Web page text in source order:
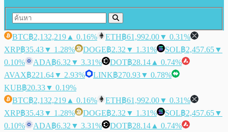
BTC฿2,132,219 ▲ 0.16% ETH฿61,992.00▼ 0.31%
XRP฿35.43▼ 1.28% DOGE฿2.32 ▼ 1.31% SOL฿2,457.65▼
0.10%
ADA฿6.32 ▼ 3.31% DOT฿28.14 ▲ 0.74%
AVAX฿221.64▼ 2.93% LINK฿270.93▼ 0.78%
KUB฿20.33▼ 0.19%
BTC฿2,132,219 ▲ 0.16% ETH฿61,992.00▼ 0.31%
XRP฿35.43▼ 1.28% DOGE฿2.32 ▼ 1.31% SOL฿2,457.65▼
0.10%
ADA฿6.32 ▼ 3.31% DOT฿28.14 ▲ 0.74%